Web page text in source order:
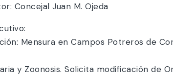
Concejal Juan M. Ojeda
Mensura en Campos Potreros de
y Zoonosis. Solicita modificación de